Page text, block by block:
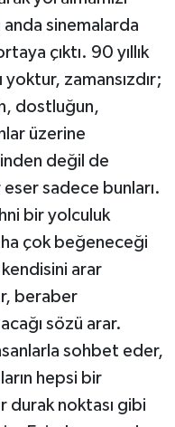
anda sinemalarda
çıktı. 90 yıllık
yoktur, zamansızdır;
dostluğun,
üzerine
değil de
sadece bunları.
bir yolculuk
çok beğeneceği
arar
beraber
sözü arar.
sohbet eder,
hepsi bir
durak noktası gibi